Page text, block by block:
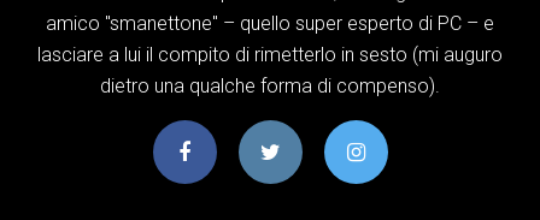
amico "smanettone" – quello super esperto di PC – e
lasciare a lui il compito di rimetterlo in sesto (mi auguro
dietro una qualche forma di compenso).